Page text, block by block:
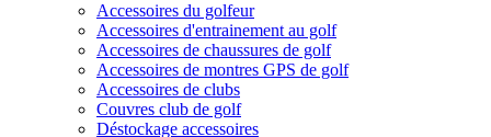
Accessoires du golfeur
Accessoires d'entrainement au golf
Accessoires de chaussures de golf
Accessoires de montres GPS de golf
Accessoires de clubs
Couvres club de golf
Déstockage accessoires